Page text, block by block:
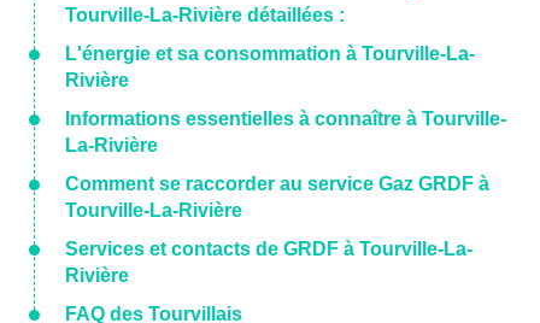
Tourville-La-Rivière détaillées :
L'énergie et sa consommation à Tourville-La-
Rivière
Informations essentielles à connaître à Tourville-
La-Rivière
Comment se raccorder au service Gaz GRDF à
Tourville-La-Rivière
Services et contacts de GRDF à Tourville-La-
Rivière
FAQ des Tourvillais